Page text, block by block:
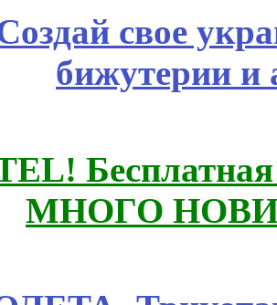
свое
бижутерии и
МНОГО